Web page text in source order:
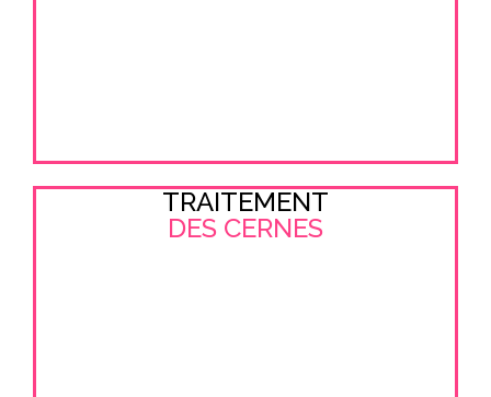
TRAITEMENT
DES CERNES